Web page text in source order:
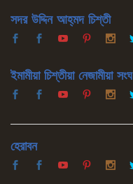
সদর উদ্দিন আহ্‌মদ চিশ্‌তী
ইমামীয়া চিশ্‌তীয়া নেজামীয়া সংঘ
হেরাবন